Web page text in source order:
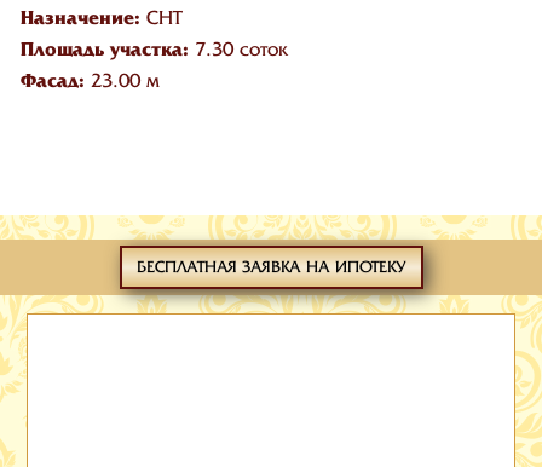
Назначение: СНТ
Площадь участка: 7.30 соток
Фасад: 23.00 м
БЕСПЛАТНАЯ ЗАЯВКА НА ИПОТЕКУ